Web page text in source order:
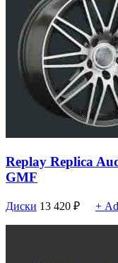
Replay Replica
GMF
Диски 13 420 ₽ +